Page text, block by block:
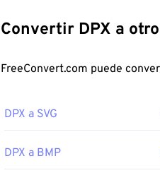
basado en mapas de bits para
rasterizada de Kodak
El programa predeterminado
Un visor alternativo que
Convertir
DPX a SVG
DPX a BMP